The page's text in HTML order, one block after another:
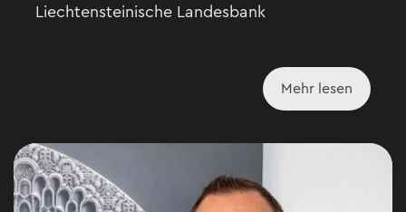
Liechtensteinische Landesbank
Mehr lesen